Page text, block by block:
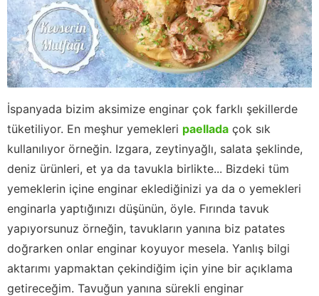
İspanyada bizim aksimize enginar çok farklı şekillerde
tüketiliyor. En meşhur yemekleri paellada çok sık
kullanılıyor örneğin. Izgara, zeytinyağlı, salata şeklinde,
deniz ürünleri, et ya da tavukla birlikte... Bizdeki tüm
yemeklerin içine enginar eklediğinizi ya da o yemekleri
enginarla yaptığınızı düşünün, öyle. Fırında tavuk
yapıyorsunuz örneğin, tavukların yanına biz patates
doğrarken onlar enginar koyuyor mesela. Yanlış bilgi
aktarımı yapmaktan çekindiğim için yine bir açıklama
getireceğim. Tavuğun yanına sürekli enginar